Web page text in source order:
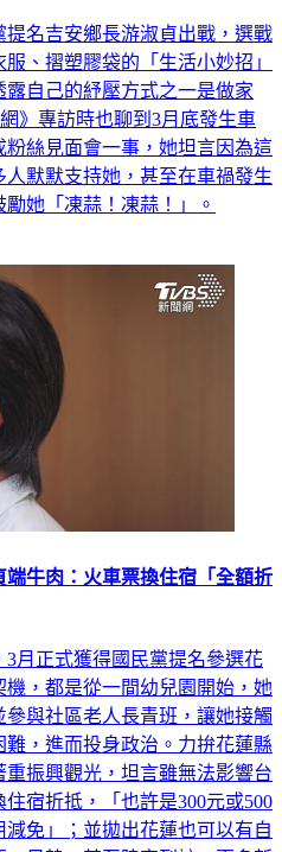
提名吉安鄉長游淑貞出戰，選戰
、摺塑膠袋的「生活小妙招」
自己的紓壓方式之一是做家
》專訪時也聊到3月底發生車
絲見面會一事，她坦言因為這
默默支持她，甚至在車禍發生
她「凍蒜！凍蒜！」。
牛肉：火車票換住宿「全額折
月正式獲得國民黨提名參選花
，都是從一間幼兒園開始，她
與社區老人長青班，讓她接觸
，進而投身政治。力拚花蓮縣
振興觀光，坦言雖無法影響台
宿折抵，「也許是300元或500
免」；並拋出花蓮也可以有自